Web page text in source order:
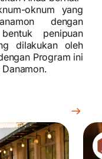
oknum yang
dengan
penipuan
dilakukan oleh
Program ini